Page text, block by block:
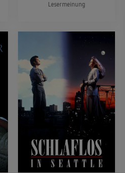
Lesermeinung